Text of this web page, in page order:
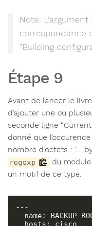
Note: L’argument
correspondance
“Building
Étape 9
Avant de lancer le
d’ajouter une ou
seconde ligne
donné que
nombre d’octets : “…
regexp du module
un motif de ce type.
---
- name: BACKUP